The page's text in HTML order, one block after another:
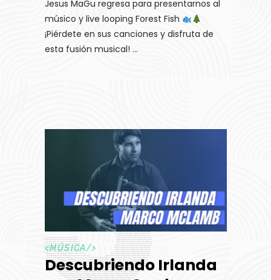
Jesus MaGu regresa para presentarnos al
músico y live looping Forest Fish
¡Piérdete en sus canciones y disfruta de
esta fusión musical!
<MÚSICA/>
Descubriendo Irlanda